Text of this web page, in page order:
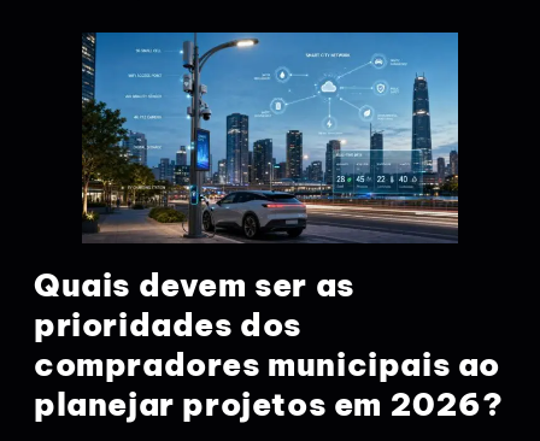
Quais devem ser as
prioridades dos
compradores municipais ao
planejar projetos em 2026?